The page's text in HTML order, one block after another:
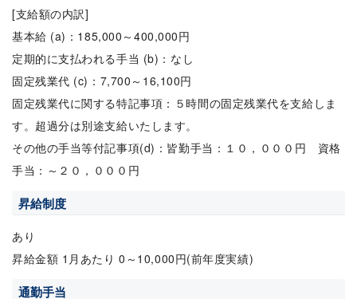
[支給額の内訳]
基本給 (a)：185,000～400,000円
定期的に支払われる手当 (b)：なし
固定残業代 (c)：7,700～16,100円
固定残業代に関する特記事項：５時間の固定残業代を支給しま
す。超過分は別途支給いたします。
その他の手当等付記事項(d)：皆勤手当：１０，０００円 資格
手当：～２０，０００円
昇給制度
あり
昇給金額 1月あたり 0～10,000円(前年度実績)
通勤手当